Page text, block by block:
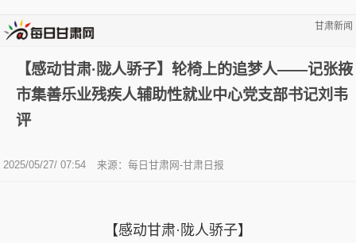
甘肃新闻
【感动甘肃·陇人骄子】轮椅上的追梦人——记张掖
市集善乐业残疾人辅助性就业中心党支部书记刘韦
评
2025/05/27/ 07:54 来源：每日甘肃网-甘肃日报
【感动甘肃·陇人骄子】